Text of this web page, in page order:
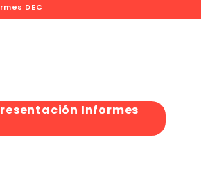
DEC
Informes